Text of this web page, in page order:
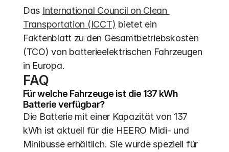
Das International Council on Clean
Transportation (ICCT) bietet ein
Faktenblatt zu den Gesamtbetriebskosten
(TCO) von batterieelektrischen Fahrzeugen
in Europa.
FAQ
Für welche Fahrzeuge ist die 137 kWh
Batterie verfügbar?
Die Batterie mit einer Kapazität von 137
kWh ist aktuell für die HEERO Midi- und
Minibusse erhältlich. Sie wurde speziell für